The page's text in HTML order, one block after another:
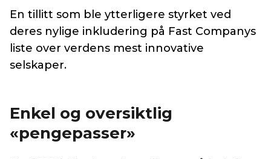
En tillitt som ble ytterligere styrket ved
deres nylige inkludering på Fast Companys
liste over verdens mest innovative
selskaper.
Enkel og oversiktlig
«pengepasser»